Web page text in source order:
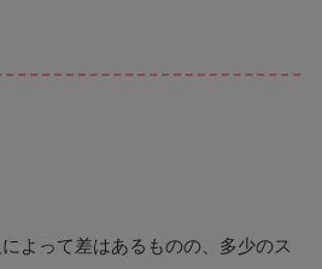
よって差はあるものの、多少のス